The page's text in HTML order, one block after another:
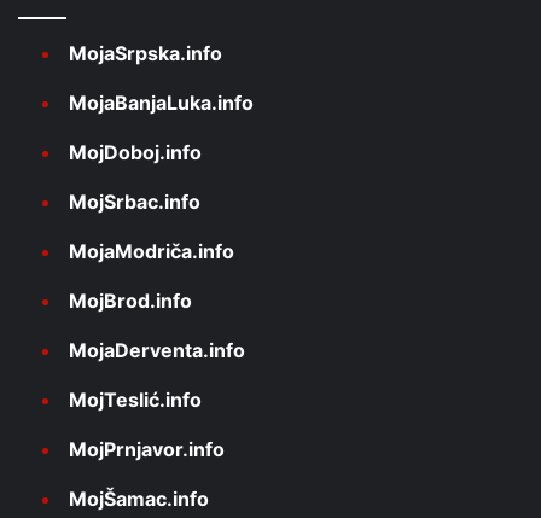
MojaSrpska.info
MojaBanjaLuka.info
MojDoboj.info
MojSrbac.info
MojaModriča.info
MojBrod.info
MojaDerventa.info
MojTeslić.info
MojPrnjavor.info
MojŠamac.info